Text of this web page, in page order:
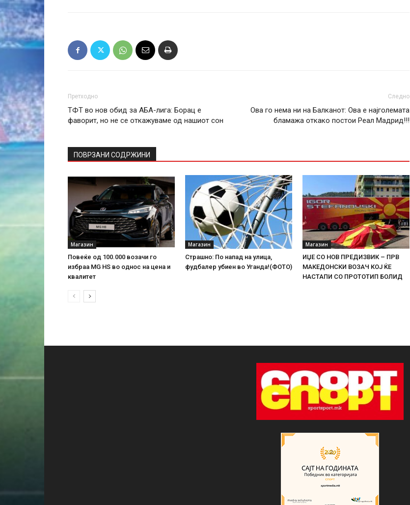
Претходно
ТФТ во нов обид за АБА-лига: Борац е
фаворит, но не се откажуваме од нашиот сон
Следно
Ова го нема ни на Балканот: Ова е најголемата
бламажа откако постои Реал Мадрид!!!
ПОВРЗАНИ СОДРЖИНИ
Магазин
Повеќе од 100.000 возачи го
избраа MG HS во однос на цена и
квалитет
Магазин
Страшно: По напад на улица,
фудбалер убиен во Уганда!(ФОТО)
Магазин
ИЏЕ СО НОВ ПРЕДИЗВИК – ПРВ
МАКЕДОНСКИ ВОЗАЧ КОЈ ЌЕ
НАСТАПИ СО ПРОТОТИП БОЛИД